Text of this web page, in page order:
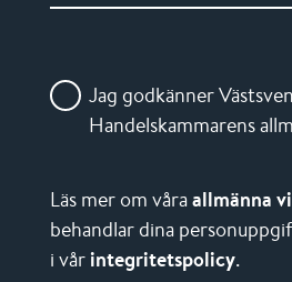
Jag godkänner
Handelskammarens
Läs mer om våraallmänna
behandlar dina
i vårintegritetspolicy.